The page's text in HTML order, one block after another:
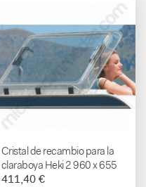
Cristal de recambio para la
claraboya Heki 2 960 x 655
mm
411,40 €